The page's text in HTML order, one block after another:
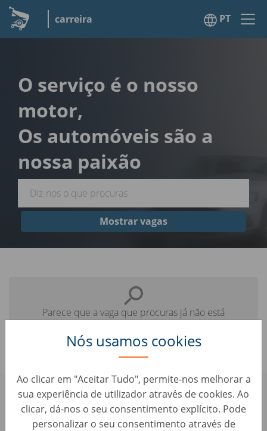
carreira PT
Nós usamos cookies
Ao clicar em "Aceitar Tudo", permite-nos melhorar a
sua experiência de utilizador através de cookies. Ao
clicar, dá-nos o seu consentimento explícito. Pode
personalizar o seu consentimento através de
O serviço é o nosso
motor,
Os automóveis são a
nossa paixão
Mostrar vagas
Parece que a vaga que procuras já não está
Confere aqui algumas vagas
parecidas que te podem interessar: